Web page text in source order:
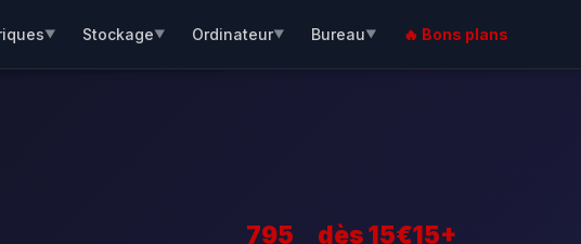
▼ Stockage▼ Ordinateur▼ Bureau▼ 🔥 Bons plans
795 dès 15€15+